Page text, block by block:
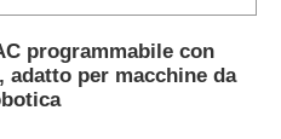
programmabile con
per macchine da